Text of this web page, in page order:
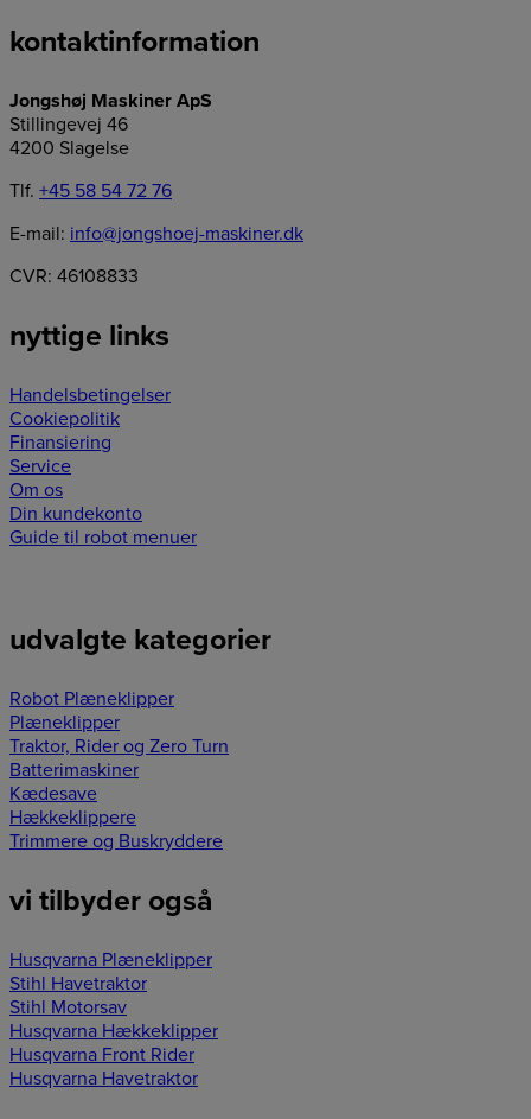
kontaktinformation
Jongshøj Maskiner ApS
Stillingevej 46
4200 Slagelse
Tlf. +45 58 54 72 76
E-mail: info@jongshoej-maskiner.dk
CVR: 46108833
nyttige links
Handelsbetingelser
Cookiepolitik
Finansiering
Service
Om os
Din kundekonto
Guide til robot menuer
udvalgte kategorier
Robot Plæneklipper
Plæneklipper
Traktor, Rider og Zero Turn
Batterimaskiner
Kædesave
Hækkeklippere
Trimmere og Buskryddere
vi tilbyder også
Husqvarna Plæneklipper
Stihl Havetraktor
Stihl Motorsav
Husqvarna Hækkeklipper
Husqvarna Front Rider
Husqvarna Havetraktor